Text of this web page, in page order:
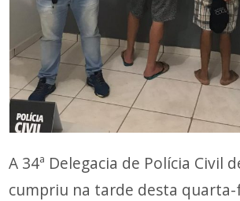
A 34ª Delegacia de Polícia Civil
cumpriu na tarde desta